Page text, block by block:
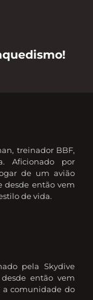
treinador BBF,
Aficionado por
de um avião
desde então vem
de vida.
pela Skydive
então vem
a comunidade do